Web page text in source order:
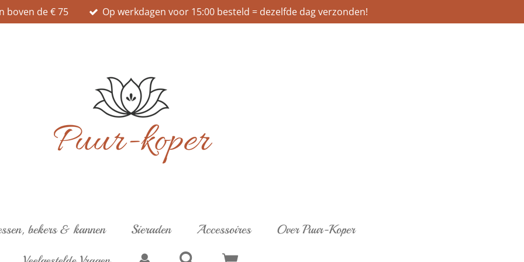
boven de € 75 Op werkdagen voor 15:00 besteld = dezelfde dag verzonden!
bekers & kannen Sieraden Accessoires Over Puur-Koper